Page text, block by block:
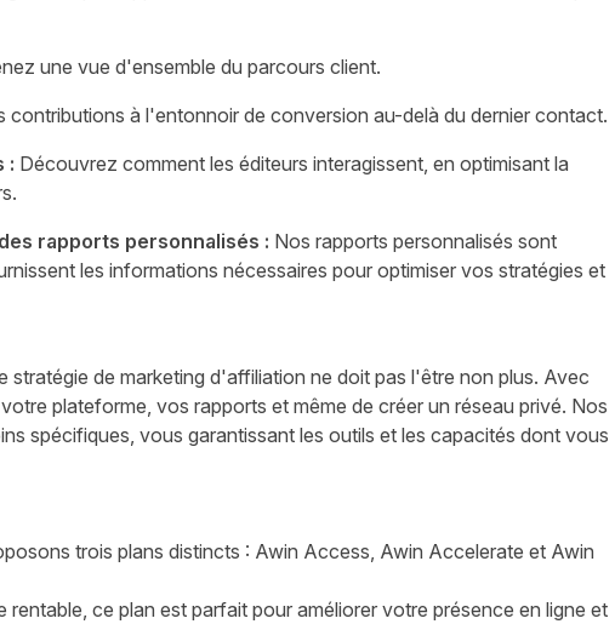
une vue d'ensemble du parcours client.
contributions à l'entonnoir de conversion au-delà du dernier contact.
: Découvrez comment les éditeurs interagissent, en optimisant la
rapports personnalisés : Nos rapports personnalisés sont
les informations nécessaires pour optimiser vos stratégies et
stratégie de marketing d'affiliation ne doit pas l'être non plus. Avec
plateforme, vos rapports et même de créer un réseau privé. Nos
spécifiques, vous garantissant les outils et les capacités dont vous
trois plans distincts : Awin Access, Awin Accelerate et Awin
ce plan est parfait pour améliorer votre présence en ligne et